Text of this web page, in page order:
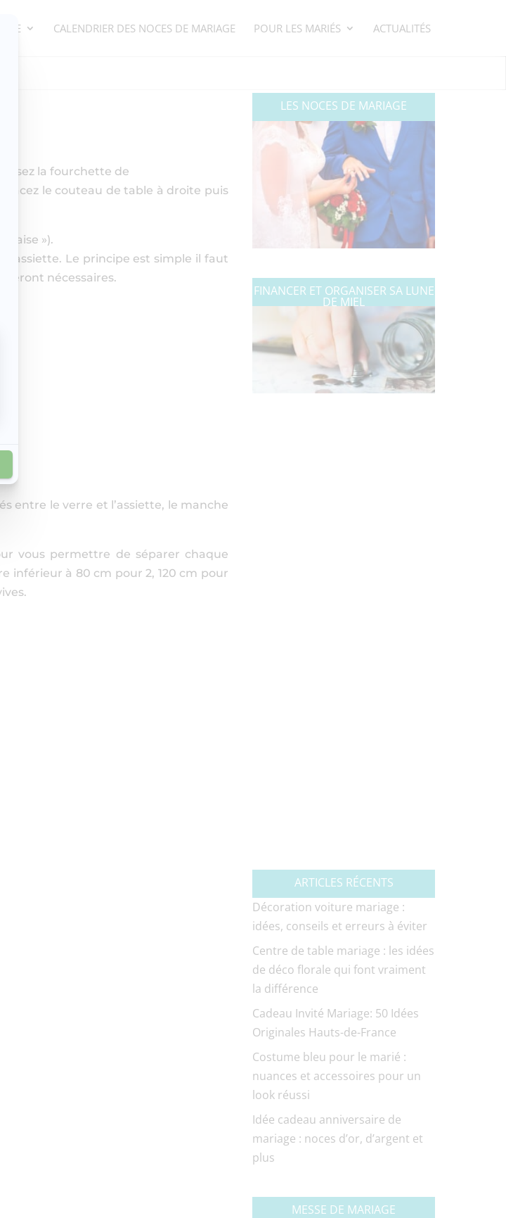
CALENDRIER DES NOCES DE MARIAGE POUR LES MARIÉS ACTUALITÉS
la fourchette de
le couteau de table à droite puis
»).
Le principe est simple il faut
seront nécessaires.
entre le verre et l’assiette, le manche
vous permettre de séparer chaque
inférieur à 80 cm pour 2, 120 cm pour
LES NOCES DE MARIAGE
FINANCER ET ORGANISER SA LUNE
DE MIEL
ARTICLES RÉCENTS
Décoration voiture mariage :
idées, conseils et erreurs à éviter
Centre de table mariage : les idées
de déco florale qui font vraiment
la différence
Cadeau Invité Mariage: 50 Idées
Originales Hauts-de-France
Costume bleu pour le marié :
nuances et accessoires pour un
look réussi
Idée cadeau anniversaire de
mariage : noces d’or, d’argent et
plus
MESSE DE MARIAGE